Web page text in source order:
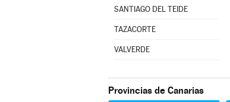
SANTIAGO DEL TEIDE
TAZACORTE
VALVERDE
Provincias de Canarias